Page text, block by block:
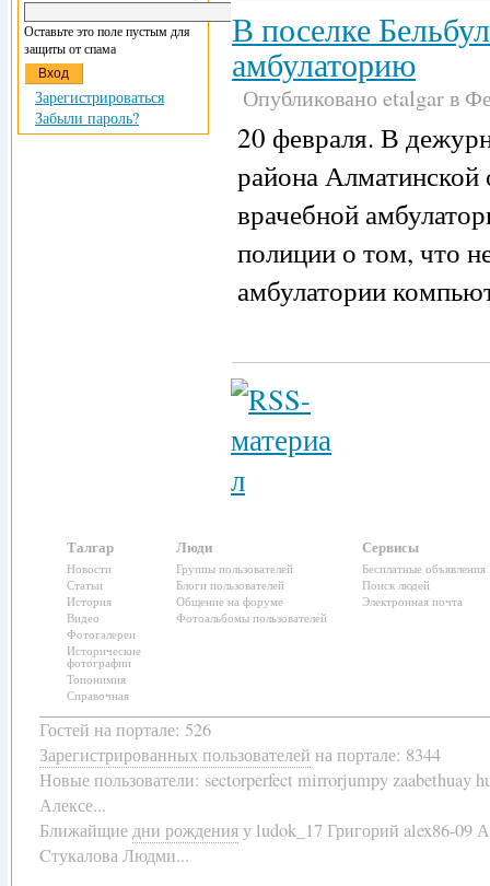
В поселке
амбулаторию
Опубликовано etalgar в
20 февраля. В
района Алматинской
врачебной
полиции о том, что
амбулатории
Оставьте это поле пустым для
защиты от спама
Зарегистрироваться
Забыли пароль?
Талгар
Новости
Статьи
История
Видео
Фотогалереи
Исторические
фотографии
Топонимия
Справочная
Люди
Группы пользователей
Блоги пользователей
Общение на форуме
Фотоальбомы пользователей
Сервисы
Бесплатные объявления
Поиск людей
Электронная почта
Гостей на портале: 526
Зарегистрированных пользователей на портале: 8344
Новые пользователи: sectorperfect mirrorjumpy zaabethuay
Алексе...
Ближайщиедни рожденияу ludok_17 Григорий alex86-09
Cтукалова Людми...